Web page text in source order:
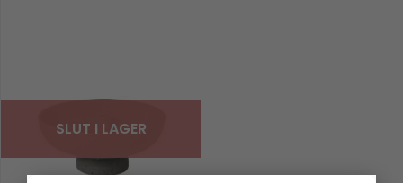
SLUT I LAGER